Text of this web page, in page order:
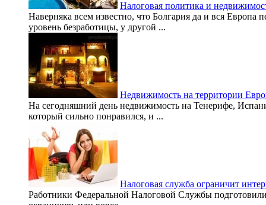
Налоговая политика и
Наверняка всем известно, что Болгария да и вся
уровень безработицы, у другой ...
Недвижимость на территории
На сегодняшний день недвижимость на Тенерифе,
который сильно понравился, и ...
Налоговая служба ограничит
Работники Федеральной Налоговой Службы